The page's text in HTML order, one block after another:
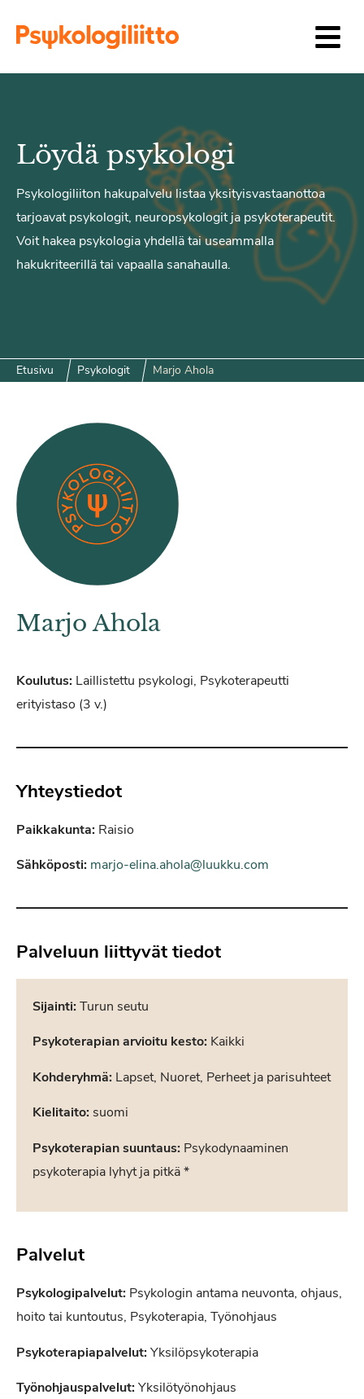
Löydä psykologi
Psykologiliiton hakupalvelu listaa yksityisvastaanottoa
tarjoavat psykologit, neuropsykologit ja psykoterapeutit.
Voit hakea psykologia yhdellä tai useammalla
hakukriteerillä tai vapaalla sanahaulla.
Etusivu Psykologit Marjo Ahola
Marjo Ahola
Koulutus: Laillistettu psykologi, Psykoterapeutti
erityistaso (3 v.)
Yhteystiedot
Paikkakunta: Raisio
Sähköposti: marjo-elina.ahola@luukku.com
Palveluun liittyvät tiedot
Sijainti: Turun seutu
Psykoterapian arvioitu kesto: Kaikki
Kohderyhmä: Lapset, Nuoret, Perheet ja parisuhteet
Kielitaito: suomi
Psykoterapian suuntaus: Psykodynaaminen
psykoterapia lyhyt ja pitkä *
Palvelut
Psykologipalvelut: Psykologin antama neuvonta, ohjaus,
hoito tai kuntoutus, Psykoterapia, Työnohjaus
Psykoterapiapalvelut:Yksilöpsykoterapia
Työnohjauspalvelut:Yksilötyönohjaus